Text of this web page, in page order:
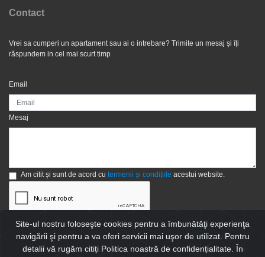
Contact
Vrei sa cumperi un apartament sau ai o intrebare? Trimite un mesaj și îți
răspundem in cel mai scurt timp
Email
Mesaj
Am citit și sunt de acord cu termenii și condițiile acestui website.
Trimite
Site-ul nostru foloseşte cookies pentru a îmbunătăţi experienţa
navigării şi pentru a va oferi servicii mai uşor de utilizat. Pentru
detalii vă rugăm citiți Politica noastră de confidențialitate. În